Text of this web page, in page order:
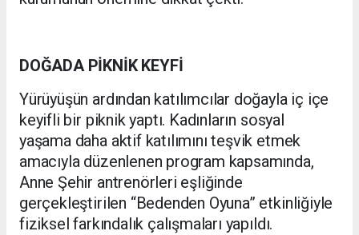
DOĞADA PİKNİK KEYFİ
Yürüyüşün ardından katılımcılar doğayla iç içe
keyifli bir piknik yaptı. Kadınların sosyal
yaşama daha aktif katılımını teşvik etmek
amacıyla düzenlenen program kapsamında,
Anne Şehir antrenörleri eşliğinde
gerçekleştirilen “Bedenden Oyuna” etkinliğiyle
fiziksel farkındalık çalışmaları yapıldı.